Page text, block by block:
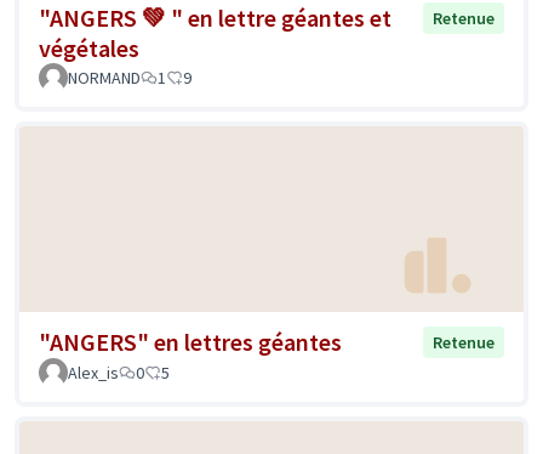
"ANGERS 💚 " en lettre géantes et
végétales
Retenue
NORMAND 1 9
"ANGERS" en lettres géantes
Retenue
Alex_is
0 5